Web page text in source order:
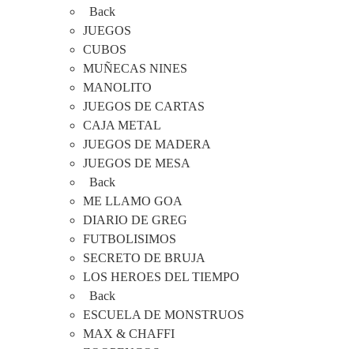
Back
JUEGOS
CUBOS
MUÑECAS NINES
MANOLITO
JUEGOS DE CARTAS
CAJA METAL
JUEGOS DE MADERA
JUEGOS DE MESA
Back
ME LLAMO GOA
DIARIO DE GREG
FUTBOLISIMOS
SECRETO DE BRUJA
LOS HEROES DEL TIEMPO
Back
ESCUELA DE MONSTRUOS
MAX & CHAFFI